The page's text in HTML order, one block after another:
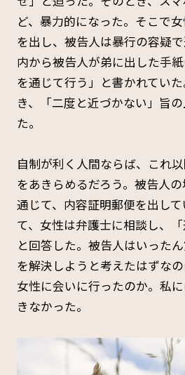
ど、暴力的になった。そこで
を出し、被告人は暴行の容疑
内から被告人が弟に出した手
を通じて行う」と書かれてい
き、「二度と近づかない」旨
た。
自制が利く人間ならば、これ
をあきらめるだろう。被告人
通じて、内容証明郵便を出し
て、女性は弁護士に相談し、「
と回答した。被告人はいった
を解決しようと考えたはずなの
女性に会いに行ったのか。私
きなかった。